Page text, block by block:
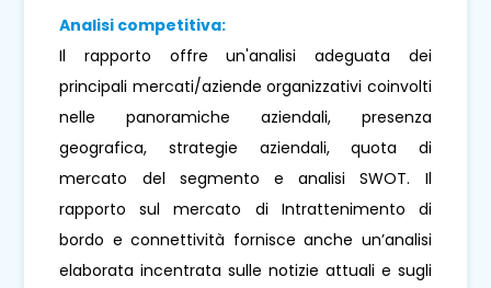
Analisi competitiva:
Il rapporto offre un'analisi adeguata dei
principali mercati/aziende organizzativi coinvolti
nelle panoramiche aziendali, presenza
geografica, strategie aziendali, quota di
mercato del segmento e analisi SWOT. Il
rapporto sul mercato di Intrattenimento di
bordo e connettività fornisce anche un’analisi
elaborata incentrata sulle notizie attuali e sugli